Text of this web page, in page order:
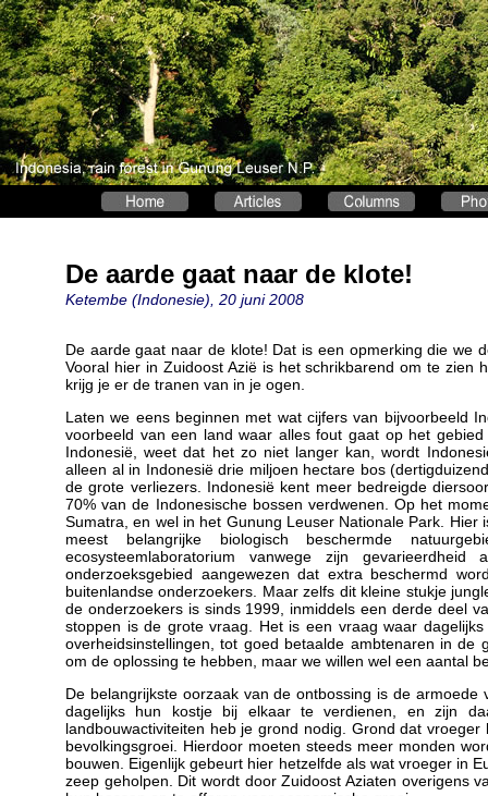
De aarde gaat naar de klote!
Ketembe (Indonesie), 20 juni 2008
De aarde gaat naar de klote! Dat is een opmerking die we
Vooral hier in Zuidoost Azië is het schrikbarend om te
krijg je er de tranen van in je ogen.
Laten we eens beginnen met wat cijfers van bijvoorbeeld
voorbeeld van een land waar alles fout gaat op het
Indonesië, weet dat het zo niet langer kan, wordt
alleen al in Indonesië drie miljoen hectare bos
de grote verliezers. Indonesië kent meer bedreigde
70% van de Indonesische bossen verdwenen. Op het
Sumatra, en wel in het Gunung Leuser Nationale Park.
meest belangrijke biologisch beschermde
ecosysteemlaboratorium vanwege zijn
onderzoeksgebied aangewezen dat extra beschermd
buitenlandse onderzoekers. Maar zelfs dit kleine stukje
de onderzoekers is sinds 1999, inmiddels een derde deel
stoppen is de grote vraag. Het is een vraag waar
overheidsinstellingen, tot goed betaalde ambtenaren in
om de oplossing te hebben, maar we willen wel een aantal
De belangrijkste oorzaak van de ontbossing is de
dagelijks hun kostje bij elkaar te verdienen, en zijn
landbouwactiviteiten heb je grond nodig. Grond dat
bevolkingsgroei. Hierdoor moeten steeds meer monden
bouwen. Eigenlijk gebeurt hier hetzelfde als wat vroeger in
zeep geholpen. Dit wordt door Zuidoost Aziaten overigens